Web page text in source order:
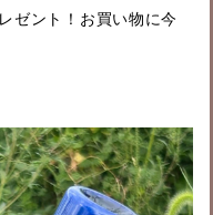
ゼント！お買い物に今